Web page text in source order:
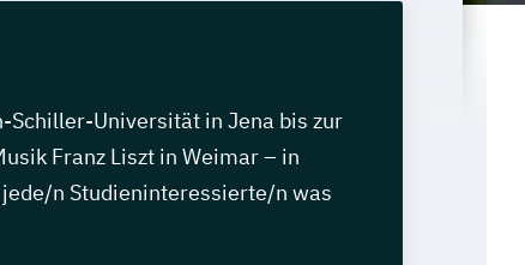
Schiller-Universität in Jena bis zur
Franz Liszt in Weimar – in
n Studieninteressierte/n was